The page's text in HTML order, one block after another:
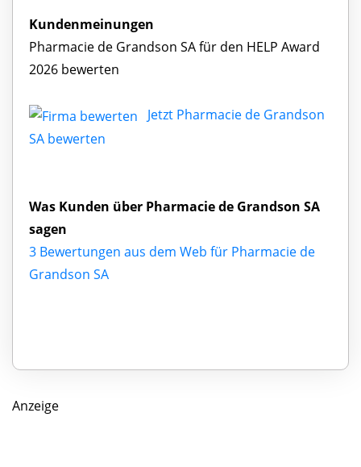
Kundenmeinungen
Pharmacie de Grandson SA für den HELP Award
2026 bewerten
Jetzt Pharmacie de Grandson
SA bewerten
Was Kunden über Pharmacie de Grandson SA
sagen
3 Bewertungen aus dem Web für Pharmacie de
Grandson SA
Anzeige